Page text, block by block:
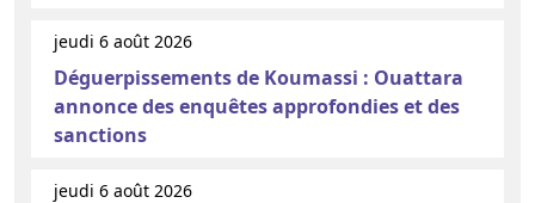
jeudi 6 août 2026
Déguerpissements de Koumassi : Ouattara
annonce des enquêtes approfondies et des
sanctions
jeudi 6 août 2026